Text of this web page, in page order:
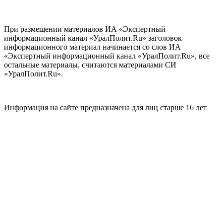
При размещении материалов ИА «Экспертный
информационный канал «УралПолит.Ru» заголовок
информационного материал начинается со слов ИА
«Экспертный информационный канал «УралПолит.Ru», все
остальные материалы, считаются материалами СИ
«УралПолит.Ru».
Информация на сайте предназначена для лиц старше 16 лет